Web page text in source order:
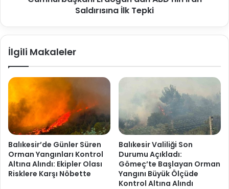
Saldırısına İlk Tepki
İlgili Makaleler
Balıkesir’de Günler Süren
Orman Yangınları Kontrol
Altına Alındı: Ekipler Olası
Risklere Karşı Nöbette
Balıkesir Valiliği Son
Durumu Açıkladı:
Gömeç’te Başlayan Orman
Yangını Büyük Ölçüde
Kontrol Altına Alındı